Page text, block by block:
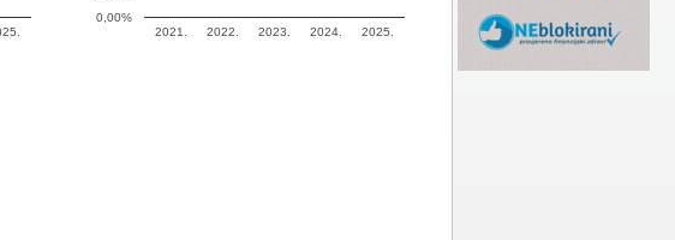
2021. 2022. 2023. 2024. 2025.
0,00%